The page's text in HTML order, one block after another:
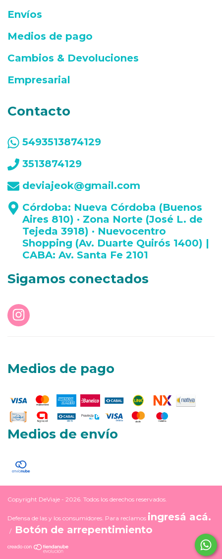
Envíos
Medios de pago
Cambios & Devoluciones
Empresarial
Contacto
5493513874129
3513874129
deviajeok@gmail.com
Córdoba: Nueva Córdoba (Buenos
Aires 810) · Zona Norte (José L. de
Tejeda 3918) · Nuevocentro
Shopping (Av. Duarte Quirós 1400) |
CABA: Av. Santa Fe 2101
Sigamos conectados
Medios de pago
Medios de envío
Copyright DeViaje - 2026. Todos los derechos reservados.
Defensa de las y los consumidores. Para reclamos ingresá acá.
/ Botón de arrepentimiento